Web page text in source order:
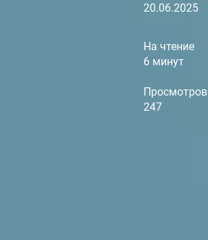
20.06.2025
На чтение
6 минут
Просмотров
247